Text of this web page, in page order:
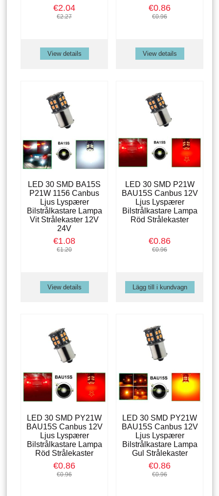
€2.04
€2.27
View details
€0.86
€0.96
View details
LED 30 SMD BA15S
P21W 1156 Canbus
Ljus Lyspærer
Bilstrålkastare Lampa
Vit Strålekaster 12V
24V
€1.08
€1.20
View details
LED 30 SMD P21W
BAU15S Canbus 12V
Ljus Lyspærer
Bilstrålkastare Lampa
Röd Strålekaster
€0.86
€0.96
LED 30 SMD PY21W
BAU15S Canbus 12V
Ljus Lyspærer
Bilstrålkastare Lampa
Röd Strålekaster
€0.86
€0.96
LED 30 SMD PY21W
BAU15S Canbus 12V
Ljus Lyspærer
Bilstrålkastare Lampa
Gul Strålekaster
€0.86
€0.96